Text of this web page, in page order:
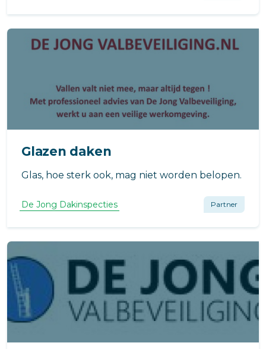
Glazen daken
Glas, hoe sterk ook, mag niet worden belopen.
De Jong Dakinspecties Partner